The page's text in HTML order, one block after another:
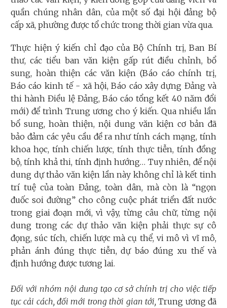
quần chúng nhân dân, của một số đại hội đảng bộ
cấp xã, phường được tổ chức trong thời gian vừa qua.
Thực hiện ý kiến chỉ đạo của Bộ Chính trị, Ban Bí
thư, các tiểu ban văn kiện gấp rút điều chỉnh, bổ
sung, hoàn thiện các văn kiện (Báo cáo chính trị,
Báo cáo kinh tế - xã hội, Báo cáo xây dựng Đảng và
thi hành Điều lệ Đảng, Báo cáo tổng kết 40 năm đổi
mới) để trình Trung ương cho ý kiến. Qua nhiều lần
bổ sung, hoàn thiện, nội dung văn kiện cơ bản đã
bảo đảm các yêu cầu đề ra như tính cách mạng, tính
khoa học, tính chiến lược, tính thực tiễn, tính đồng
bộ, tính khả thi, tính định hướng… Tuy nhiên, để nội
dung dự thảo văn kiện lần này không chỉ là kết tinh
trí tuệ của toàn Đảng, toàn dân, mà còn là “ngọn
đuốc soi đường” cho công cuộc phát triển đất nước
trong giai đoạn mới, vì vậy, từng câu chữ, từng nội
dung trong các dự thảo văn kiện phải thực sự cô
đọng, súc tích, chiến lược mà cụ thể, vi mô vì vĩ mô,
phản ánh đúng thực tiễn, dự báo đúng xu thế và
định hướng được tương lai.
Đối với nhóm nội dung tạo cơ sở chính trị cho việc tiếp
tục cải cách, đối mới trong thời gian tới,Trung ương đã